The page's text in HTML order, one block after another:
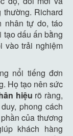
Richard
nhân tự do, táo
dấu ấn bằng
vào trải nghiệm
nổi tiếng đơn
Họ tạo nên sức
hiệu rõ ràng,
phong cách
của thương
khách hàng